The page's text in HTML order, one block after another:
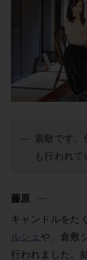
素敵です。
も行われて
藤原
キャンドルをた
ルシェ や、倉敷
行われました。